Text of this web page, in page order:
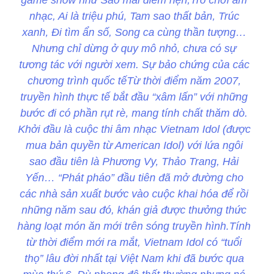
nhạc, Ai là triệu phú, Tam sao thất bản, Trúc
xanh, Đi tìm ẩn số, Song ca cùng thần tượng…
Nhưng chỉ dừng ở quy mô nhỏ, chưa có sự
tương tác với người xem. Sự bảo chứng của các
chương trình quốc tếTừ thời điểm năm 2007,
truyền hình thực tế bắt đầu “xâm lấn” với những
bước đi có phần rụt rè, mang tính chất thăm dò.
Khởi đầu là cuộc thi âm nhạc Vietnam Idol (được
mua bản quyền từ American Idol) với lứa ngôi
sao đầu tiên là Phương Vy, Thảo Trang, Hải
Yến… “Phát pháo” đầu tiên đã mở đường cho
các nhà sản xuất bước vào cuộc khai hóa để rồi
những năm sau đó, khán giả được thưởng thức
hàng loạt món ăn mới trên sóng truyền hình.Tính
từ thời điểm mới ra mắt, Vietnam Idol có “tuổi
thọ” lâu đời nhất tại Việt Nam khi đã bước qua